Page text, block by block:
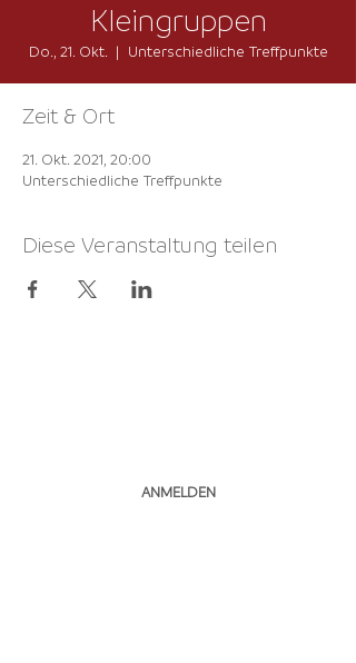
Kleingruppen
Do., 21. Okt.
  |
Unterschiedliche Treffpunkte
Zeit & Ort
21. Okt. 2021, 20:00
Unterschiedliche Treffpunkte
Diese Veranstaltung teilen
ANMELDEN